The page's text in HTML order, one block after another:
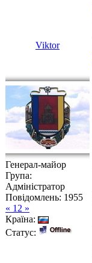
Viktor
Генерал-майор
Група:
Адміністратор
Повідомлень: 1955
« 12 »
Країна:
Статус: